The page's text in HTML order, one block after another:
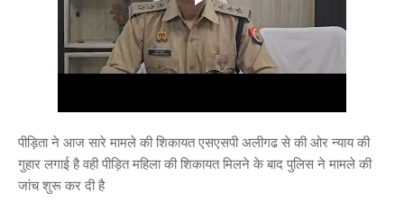
पीड़िता ने आज सारे मामले की शिकायत एसएसपी अलीगढ से की ओर न्याय की
गुहार लगाई है वही पीड़ित महिला की शिकायत मिलने के बाद पुलिस ने मामले की
जांच शुरू कर दी है